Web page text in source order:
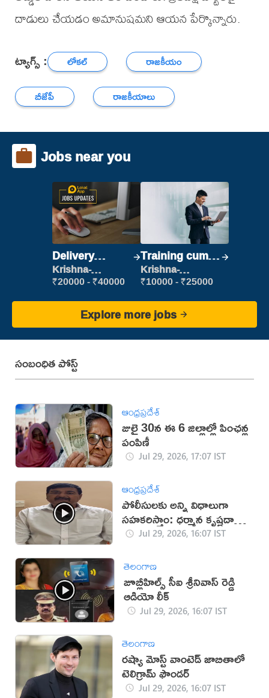
దాడులు చేయడం అమానుషమని ఆయన పేర్కొన్నారు.
ట్యాగ్స్ : లోకల్
రాజకీయం
బీజేపీ
రాజకీయాలు
Jobs near you
Delivery
Executive
Krishna-
vijayawada
₹20000 - ₹40000
Training cum
Placement
Krishna-
vijayawada
₹10000 - ₹25000
Explore more jobs
సంబంధిత పోస్ట్
ఆంధ్రప్రదేశ్
జులై 30న ఈ 6 జిల్లాల్లో పింఛన్ల
పంపిణీ
Jul 29, 2026, 17:07 IST
ఆంధ్రప్రదేశ్
పోలీసులకు అన్ని విధాలుగా
సహకరిస్తాం: ధర్మాన కృష్ణదాస్
(వీడియో)
Jul 29, 2026, 16:07 IST
తెలంగాణ
జూబ్లీహిల్స్ సీఐ శ్రీనివాస్ రెడ్డి
ఆడియో లీక్
Jul 29, 2026, 16:07 IST
తెలంగాణ
రష్యా మోస్ట్ వాంటెడ్ జాబితాలో
టెలిగ్రామ్ ఫౌండర్
Jul 29, 2026, 16:07 IST